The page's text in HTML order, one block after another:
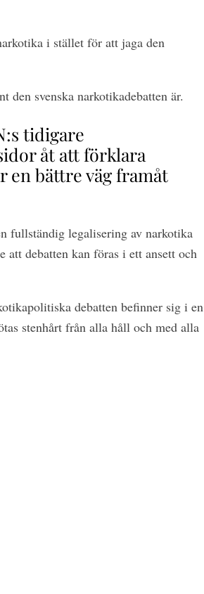
i stället för att jaga den
den svenska narkotikadebatten är.
tidigare
åt att förklara
en bättre väg framåt
fullständig legalisering av narkotika
debatten kan föras i ett ansett och
debatten befinner sig i en
stenhårt från alla håll och med alla